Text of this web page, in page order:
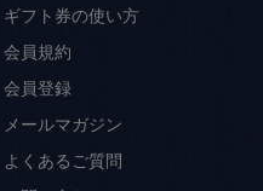
ギフト券の使い方
会員規約
会員登録
メールマガジン
よくあるご質問